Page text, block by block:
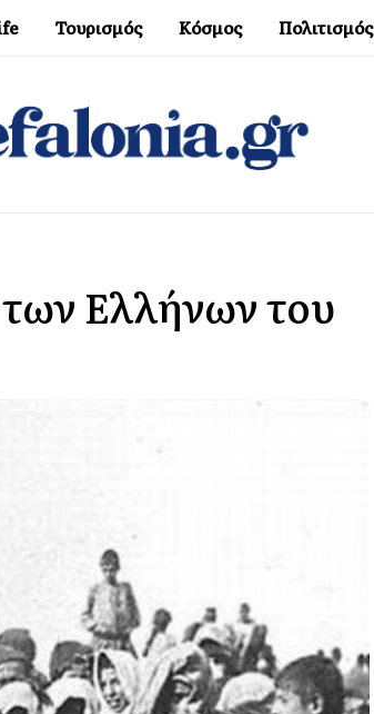
Τουρισμός Κόσμος Πολιτισμός
Ελλήνων του